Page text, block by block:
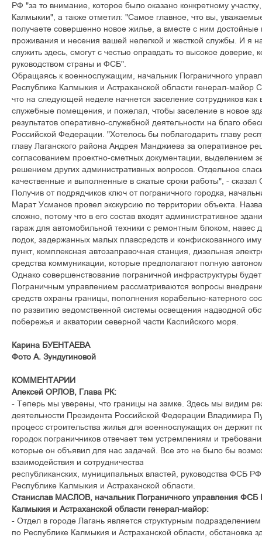
РФ "за то внимание, которое было оказано конкретному
Калмыкии", а также отметил: "Самое главное, что вы,
получаете совершенно новое жилье, а вместе с ним
проживания и несения вашей нелегкой и жесткой службы. И я
служить здесь, смогут с честью оправдать то высокое доверие,
руководством страны и ФСБ".
Обращаясь к военнослужащим, начальник Пограничного
Республике Калмыкия и Астраханской области генерал-майор
что на следующей неделе начнется заселение сотрудников как
служебные помещения, и пожелал, чтобы заселение в новое
результатов оперативно-служебной деятельности на благо
Российской Федерации. "Хотелось бы поблагодарить главу
главу Лаганского района Андрея Манджиева за оперативное
согласованием проектно-сметных документации, выделением
решением других административных вопросов. Отдельное
качественные и выполненные в сжатые сроки работы", -
Получив от подрядчиков ключ от пограничного городка,
Марат Усманов провел экскурсию по территории объекта.
сложно, потому что в его состав входят административное
гараж для автомобильной техники с ремонтным блоком, навес
лодок, задержанных малых плавсредств и конфискованного
пункт, комплексная автозаправочная станция, дизельная
средства коммуникации, которые предполагают полную
Однако совершенствование пограничной инфраструктуры
Пограничным управлением рассматриваются вопросы
средств охраны границы, пополнения корабельно-катерного
по развитию ведомственной системы освещения надводной
побережья и акватории северной части Каспийского моря.
Карина БУЕНТАЕВА
Фото А. Зундугиновой
КОММЕНТАРИИ
Алексей ОРЛОВ, Глава РК:
- Теперь мы уверены, что границы на замке. Здесь мы видим
деятельности Президента Российской Федерации Владимира
процесс строительства жилья для военнослужащих он держит
городок пограничников отвечает тем устремлениям и
которые он объявил для нас задачей. Все это не было бы
взаимодействия и сотрудничества
республиканских, муниципальных властей, руководства ФСБ
Республике Калмыкия и Астраханской области.
Станислав МАСЛОВ, начальник Пограничного управления ФСБ
Калмыкия и Астраханской области генерал-майор:
- Отдел в городе Лагань является структурным
по Республике Калмыкия и Астраханской области, обстановка